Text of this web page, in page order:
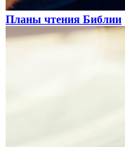
Планы чтения Библии